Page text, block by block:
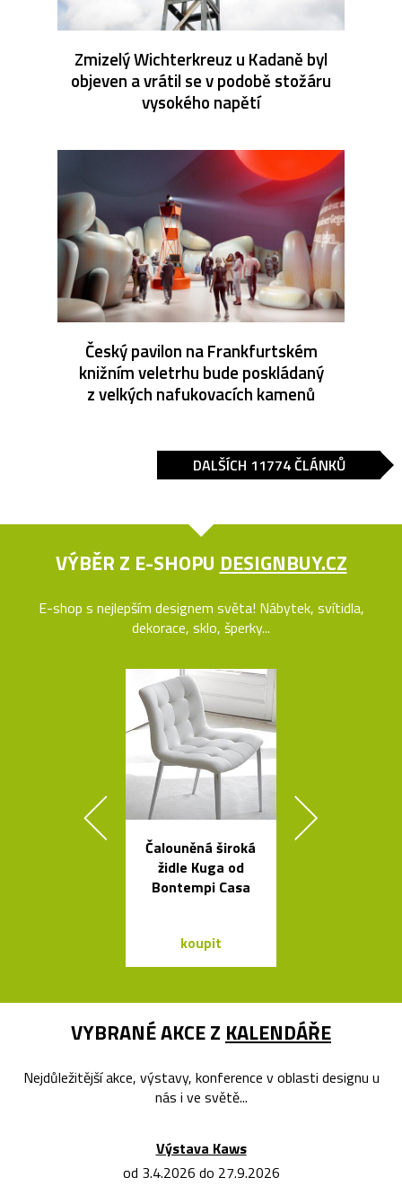
Zmizelý Wichterkreuz u Kadaně byl
objeven a vrátil se v podobě stožáru
vysokého napětí
Český pavilon na Frankfurtském
knižním veletrhu bude poskládaný
z velkých nafukovacích kamenů
DALŠÍCH 11774 ČLÁNKŮ
VÝBĚR Z E-SHOPU DESIGNBUY.CZ
E-shop s nejlepším designem světa! Nábytek, svítidla,
dekorace, sklo, šperky...
Čalouněná široká
židle Kuga od
Bontempi Casa
koupit
VYBRANÉ AKCE Z KALENDÁŘE
Nejdůležitější akce, výstavy, konference v oblasti designu u
nás i ve světě...
Výstava Kaws
od 3.4.2026 do 27.9.2026